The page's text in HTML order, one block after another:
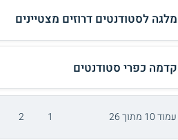
מלגה לסטודנטים דרוזים מצטיינים
קדמה כפרי סטודנטים
עמוד 10 מתוך 26 1
2